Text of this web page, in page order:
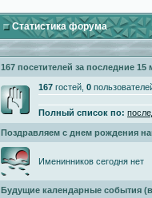
Статистика форума
167 посетителей за последние 15
167 гостей, 0
Полный список по:
Поздравляем с днем рождения
Именинников сегодня нет
Будущие календарные события